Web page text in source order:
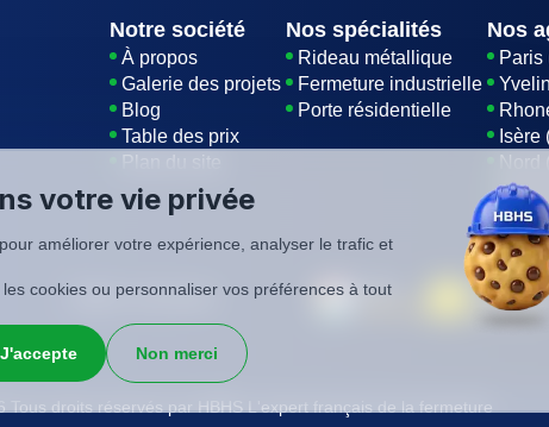
Notre société
À propos
Galerie des projets
Blog
Table des prix
Plan du site
Nos spécialités
Rideau métallique
Fermeture industrielle
Porte résidentielle
Nos
Paris
Isère
Nord
SIREN: 819116823
Tous droits réservés par HBHS L'expert français de la fermeture
votre vie privée
améliorer votre expérience, analyser le trafic et
cookies ou personnaliser vos préférences à tout
J'accepte Non merci